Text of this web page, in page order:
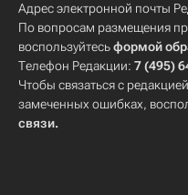
Адрес электронной почты
По вопросам размещения
воспользуйтесьформой
Телефон Редакции: 7 (495)
Чтобы связаться с
замеченных ошибках,
связи.